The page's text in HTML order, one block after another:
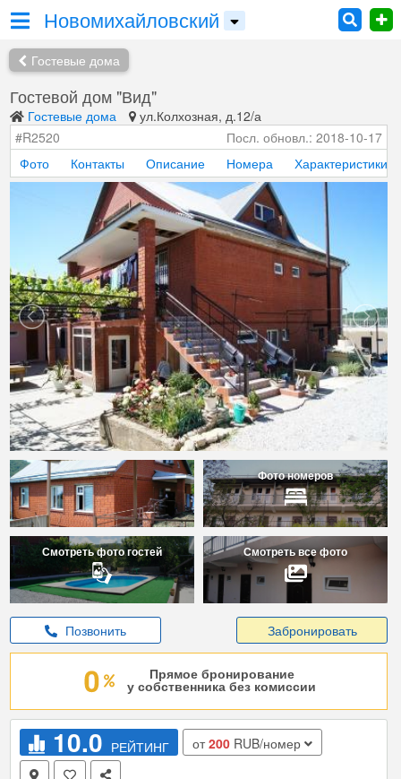
Новомихайловский
Гостевые дома
Гостевой дом "Вид"
Гостевые дома
ул.Колхозная, д.12/а
#R2520
Посл. обновл.: 2018-10-17
Фото
Контакты Описание Номера Характеристики
Фото номеров
Смотреть фото гостей Смотреть все фото
Позвонить Забронировать
Прямое бронирование
у собственника без комиссии
10.0 РЕЙТИНГ от200 RUB/номер